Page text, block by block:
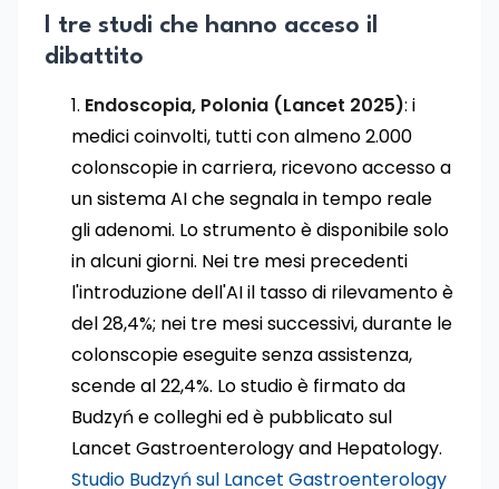
I tre studi che hanno acceso il
dibattito
Endoscopia, Polonia (Lancet 2025): i
medici coinvolti, tutti con almeno 2.000
colonscopie in carriera, ricevono accesso a
un sistema AI che segnala in tempo reale
gli adenomi. Lo strumento è disponibile solo
in alcuni giorni. Nei tre mesi precedenti
l'introduzione dell'AI il tasso di rilevamento è
del 28,4%; nei tre mesi successivi, durante le
colonscopie eseguite senza assistenza,
scende al 22,4%. Lo studio è firmato da
Budzyń e colleghi ed è pubblicato sul
Lancet Gastroenterology and Hepatology.
Studio Budzyń sul Lancet Gastroenterology